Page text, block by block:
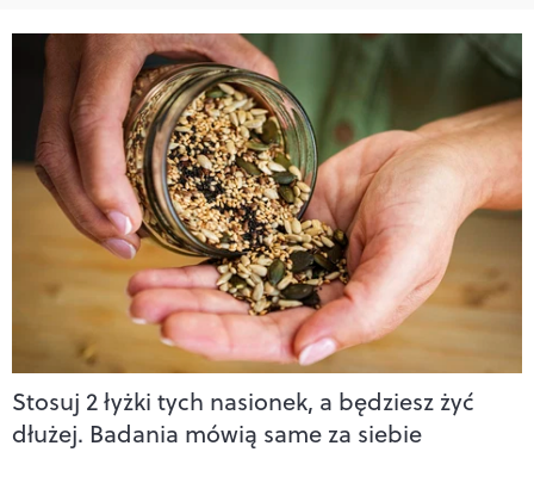
Stosuj 2 łyżki tych nasionek, a będziesz żyć
dłużej. Badania mówią same za siebie